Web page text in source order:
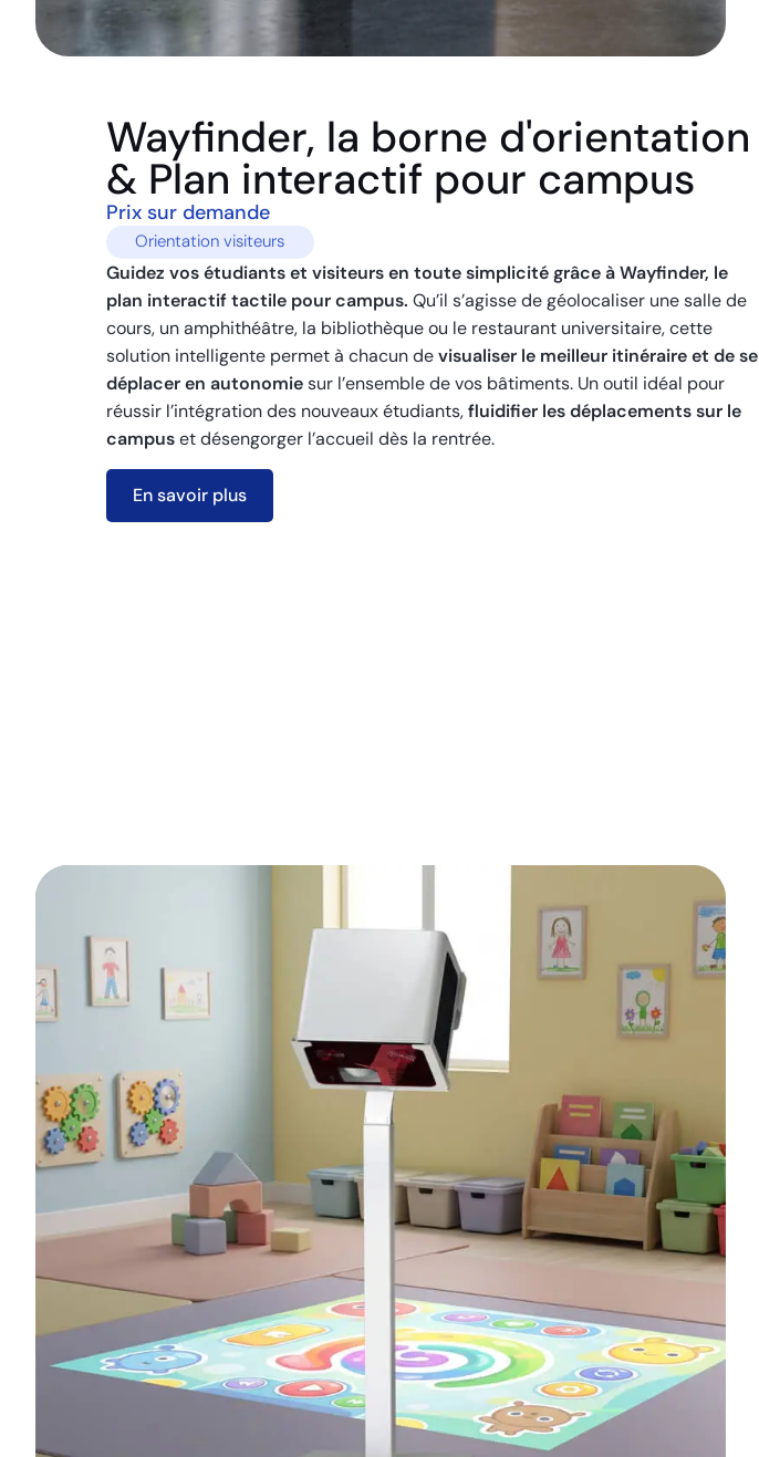
Wayfinder, la borne d'orientation
& Plan interactif pour campus
Prix sur demande
Orientation visiteurs
Guidez vos étudiants et visiteurs en toute simplicité grâce à Wayfinder, le
plan interactif tactile pour campus. Qu’il s’agisse de géolocaliser une salle de
cours, un amphithéâtre, la bibliothèque ou le restaurant universitaire, cette
solution intelligente permet à chacun devisualiser le meilleur itinéraire et de se
déplacer en autonomiesur l’ensemble de vos bâtiments. Un outil idéal pour
réussir l’intégration des nouveaux étudiants,fluidifier les déplacements sur le
campuset désengorger l’accueil dès la rentrée.
En savoir plus